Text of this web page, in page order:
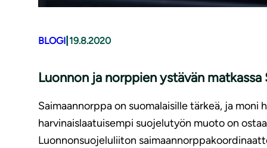
BLOGI 19.8.2020
Luonnon ja norppien ystävän matkassa
Saimaannorppa on suomalaisille tärkeä, ja
harvinaislaatuisempi suojelutyön muoto on
Luonnonsuojeluliiton